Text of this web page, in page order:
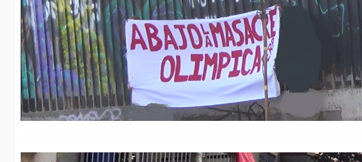
Aktion gegen
Chile
Aug. 26, 2016
Wir dokumentieren hier
revolutionären
Revolucionario y